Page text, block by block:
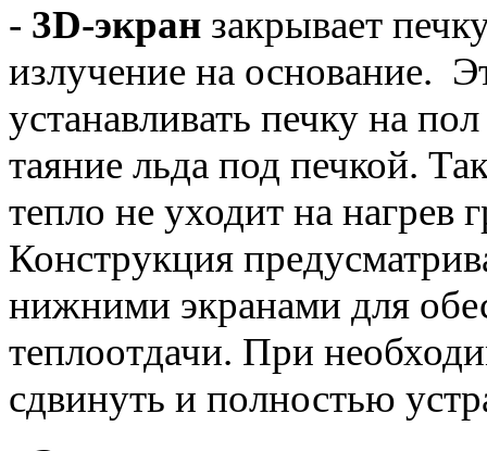
- 3D-экран закрывает
излучение на основание.
устанавливать печку на
таяние льда под печкой.
тепло не уходит на нагрев
Конструкция
нижними экранами для
теплоотдачи. При
сдвинуть и полностью